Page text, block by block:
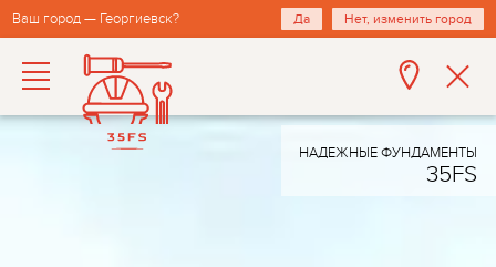
Ваш город — Георгиевск? Да Нет, изменить город
НАДЕЖНЫЕ ФУНДАМЕНТЫ
35FS